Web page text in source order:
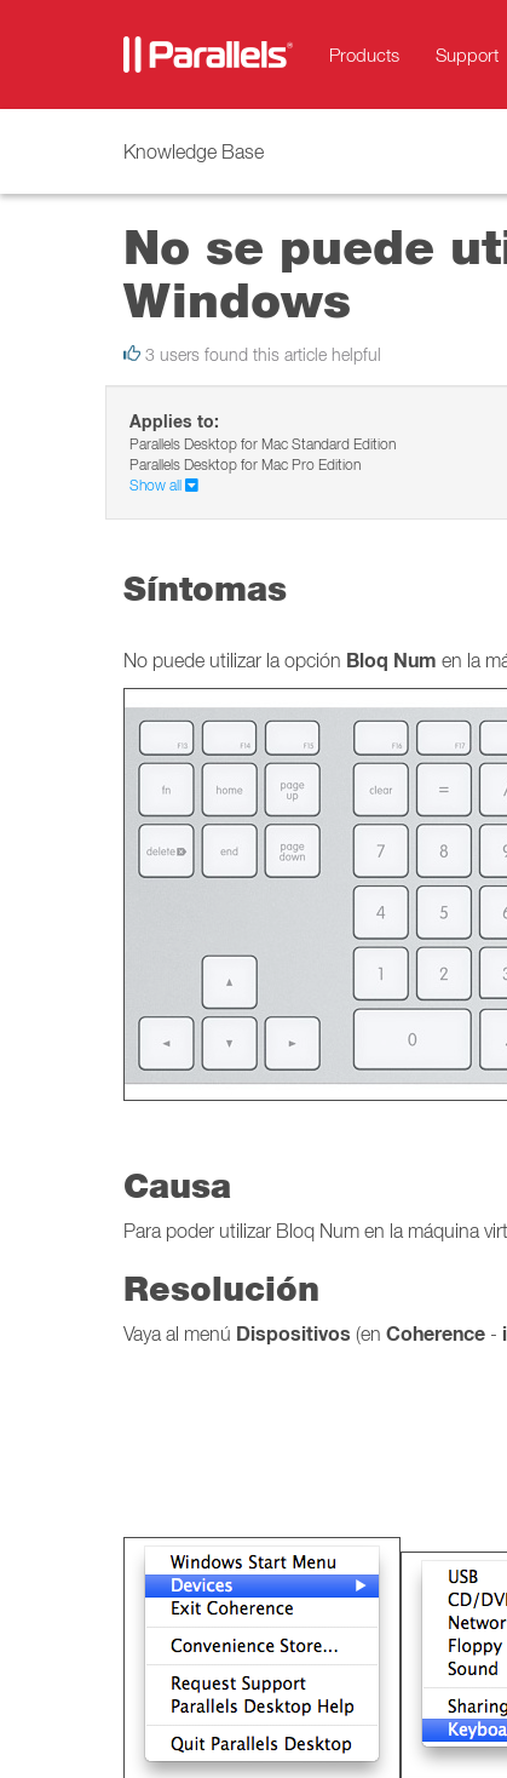
Products Support
Knowledge Base
No se puede
Windows
3 users found this article helpful
Applies to:
Parallels Desktop for Mac Standard Edition
Parallels Desktop for Mac Pro Edition
Show all
Síntomas
No puede utilizar la opción Bloq Num en la
Causa
Para poder utilizar Bloq Num en la máquina
Resolución
Vaya al menú Dispositivos (en Coherence -